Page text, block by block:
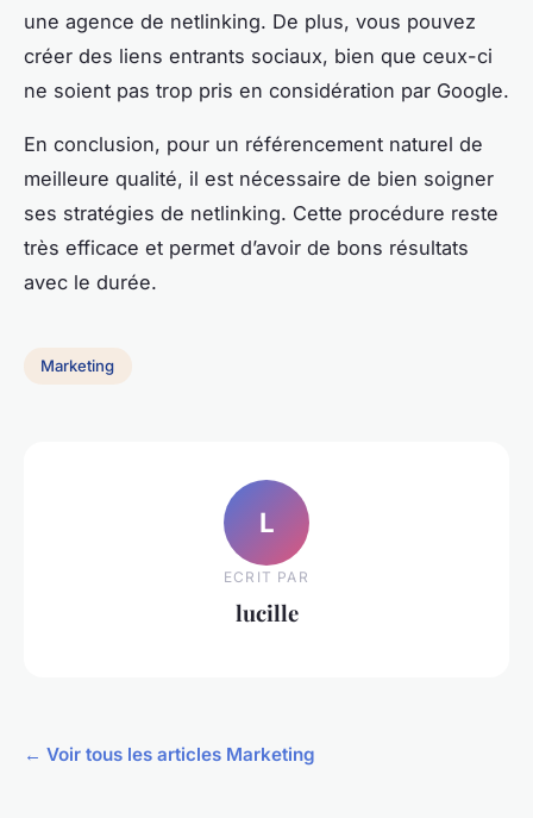
une agence de netlinking. De plus, vous pouvez
créer des liens entrants sociaux, bien que ceux-ci
ne soient pas trop pris en considération par Google.
En conclusion, pour un référencement naturel de
meilleure qualité, il est nécessaire de bien soigner
ses stratégies de netlinking. Cette procédure reste
très efficace et permet d’avoir de bons résultats
avec le durée.
Marketing
L
ECRIT PAR
lucille
← Voir tous les articles Marketing